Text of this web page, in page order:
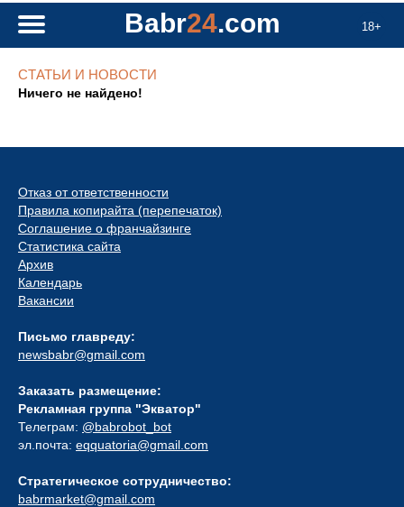
18+
Babr24.com
СТАТЬИ И НОВОСТИ
Ничего не найдено!
Отказ от ответственности
Правила копирайта (перепечаток)
Соглашение о франчайзинге
Статистика сайта
Архив
Календарь
Вакансии
Письмо главреду:
newsbabr@gmail.com
Заказать размещение:
Рекламная группа "Экватор"
Телеграм: @babrobot_bot
эл.почта: eqquatoria@gmail.com
Стратегическое сотрудничество:
babrmarket@gmail.com